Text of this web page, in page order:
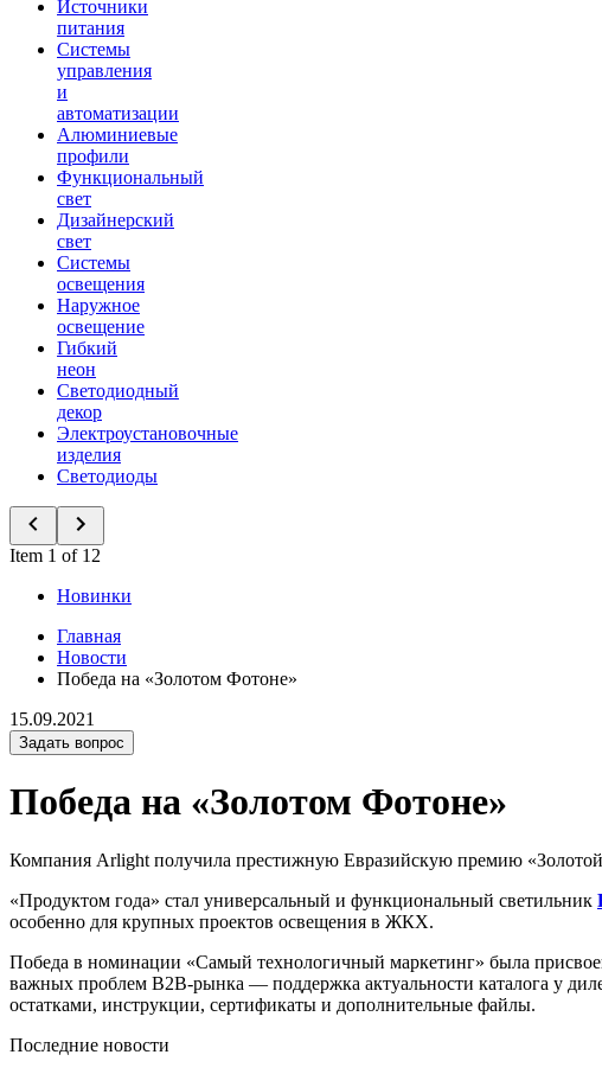
Источники
питания
Системы
управления
и
автоматизации
Алюминиевые
профили
Функциональный
свет
Дизайнерский
свет
Системы
освещения
Наружное
освещение
Гибкий
неон
Светодиодный
декор
Электроустановочные
изделия
Светодиоды
Item 1 of 12
Новинки
Главная
Новости
Победа на «Золотом Фотоне»
15.09.2021
Задать вопрос
Победа на «Золотом Фотоне»
Компания Arlight получила престижную Евразийскую премию
«Продуктом года» стал универсальный и функциональный светильник
особенно для крупных проектов освещения в ЖКХ.
Победа в номинации «Самый технологичный маркетинг» была
важных проблем B2B-рынка — поддержка актуальности каталога у
остатками, инструкции, сертификаты и дополнительные файлы.
Последние новости